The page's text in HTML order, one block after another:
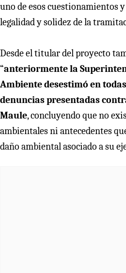
uno de esos cuestionamientos
legalidad y solidez de la
Desde el titular del proyecto
“anteriormente la
Ambiente desestimó en
denuncias presentadas
Maule, concluyendo que no
ambientales ni antecedentes
daño ambiental asociado a su